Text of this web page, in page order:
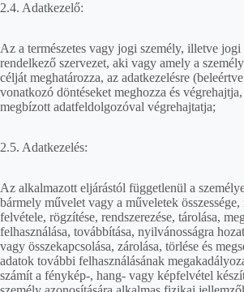
2.4. Adatkezelő:
Az a természetes vagy jogi személy, illetve jogi
rendelkező szervezet, aki vagy amely a
célját meghatározza, az adatkezelésre
vonatkozó döntéseket meghozza és
megbízott adatfeldolgozóval végrehajtatja;
2.5. Adatkezelés:
Az alkalmazott eljárástól függetlenül a
bármely művelet vagy a műveletek
felvétele, rögzítése, rendszerezése, tárolása,
felhasználása, továbbítása, nyilvánosságra
vagy összekapcsolása, zárolása, törlése és
adatok további felhasználásának
számít a fénykép-, hang- vagy képfelvétel